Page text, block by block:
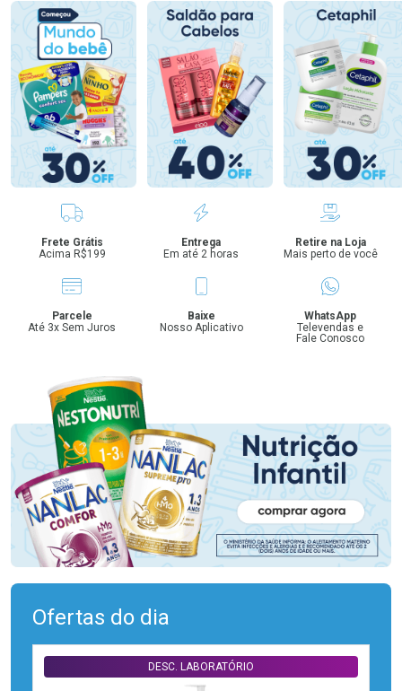
Benefícios
Frete Grátis
Acima R$199
Entrega
Em até 2 horas
Retire na Loja
Mais perto de você
Parcele
Até 3x Sem Juros
Baixe
Nosso Aplicativo
WhatsApp
Televendas e
Fale Conosco
Ofertas do dia
DESC. LABORATÓRIO